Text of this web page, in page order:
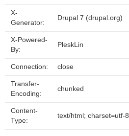
X-
Generator:
Drupal 7 (drupal.org)
X-Powered-
By:
PleskLin
Connection: close
Transfer-
Encoding:
chunked
Content-
Type:
text/html; charset=utf-8